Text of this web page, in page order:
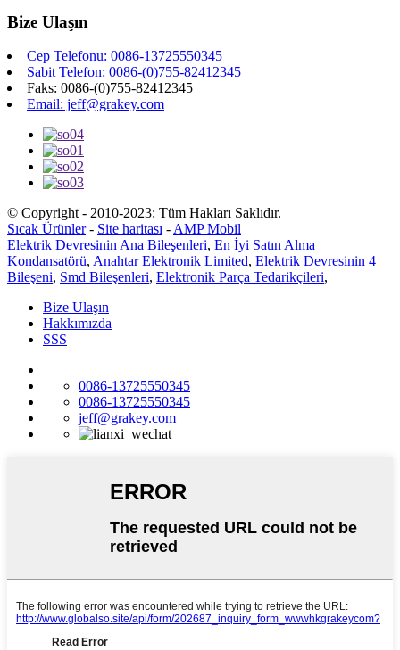
Bize Ulaşın
Cep Telefonu: 0086-13725550345
Sabit Telefon: 0086-(0)755-82412345
Faks: 0086-(0)755-82412345
Email: jeff@grakey.com
© Copyright - 2010-2023: Tüm Hakları Saklıdır.
Sıcak Ürünler- Site haritası - AMP Mobil
Elektrik Devresinin Ana Bileşenleri, En İyi Satın Alma
Kondansatörü, Anahtar Elektronik Limited, Elektrik Devresinin 4
Bileşeni, Smd Bileşenleri, Elektronik Parça Tedarikçileri,
Bize Ulaşın
Hakkımızda
SSS
0086-13725550345
0086-13725550345
jeff@grakey.com